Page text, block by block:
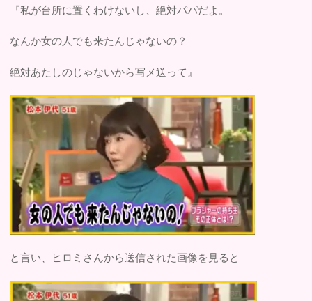
『私が台所に置くわけないし、絶対パパだよ。
なんか女の人でも来たんじゃないの？
絶対あたしのじゃないから写メ送って』
と言い、ヒロミさんから送信された画像を見ると